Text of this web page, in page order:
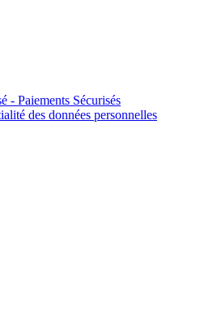
- Paiements Sécurisés
des données personnelles